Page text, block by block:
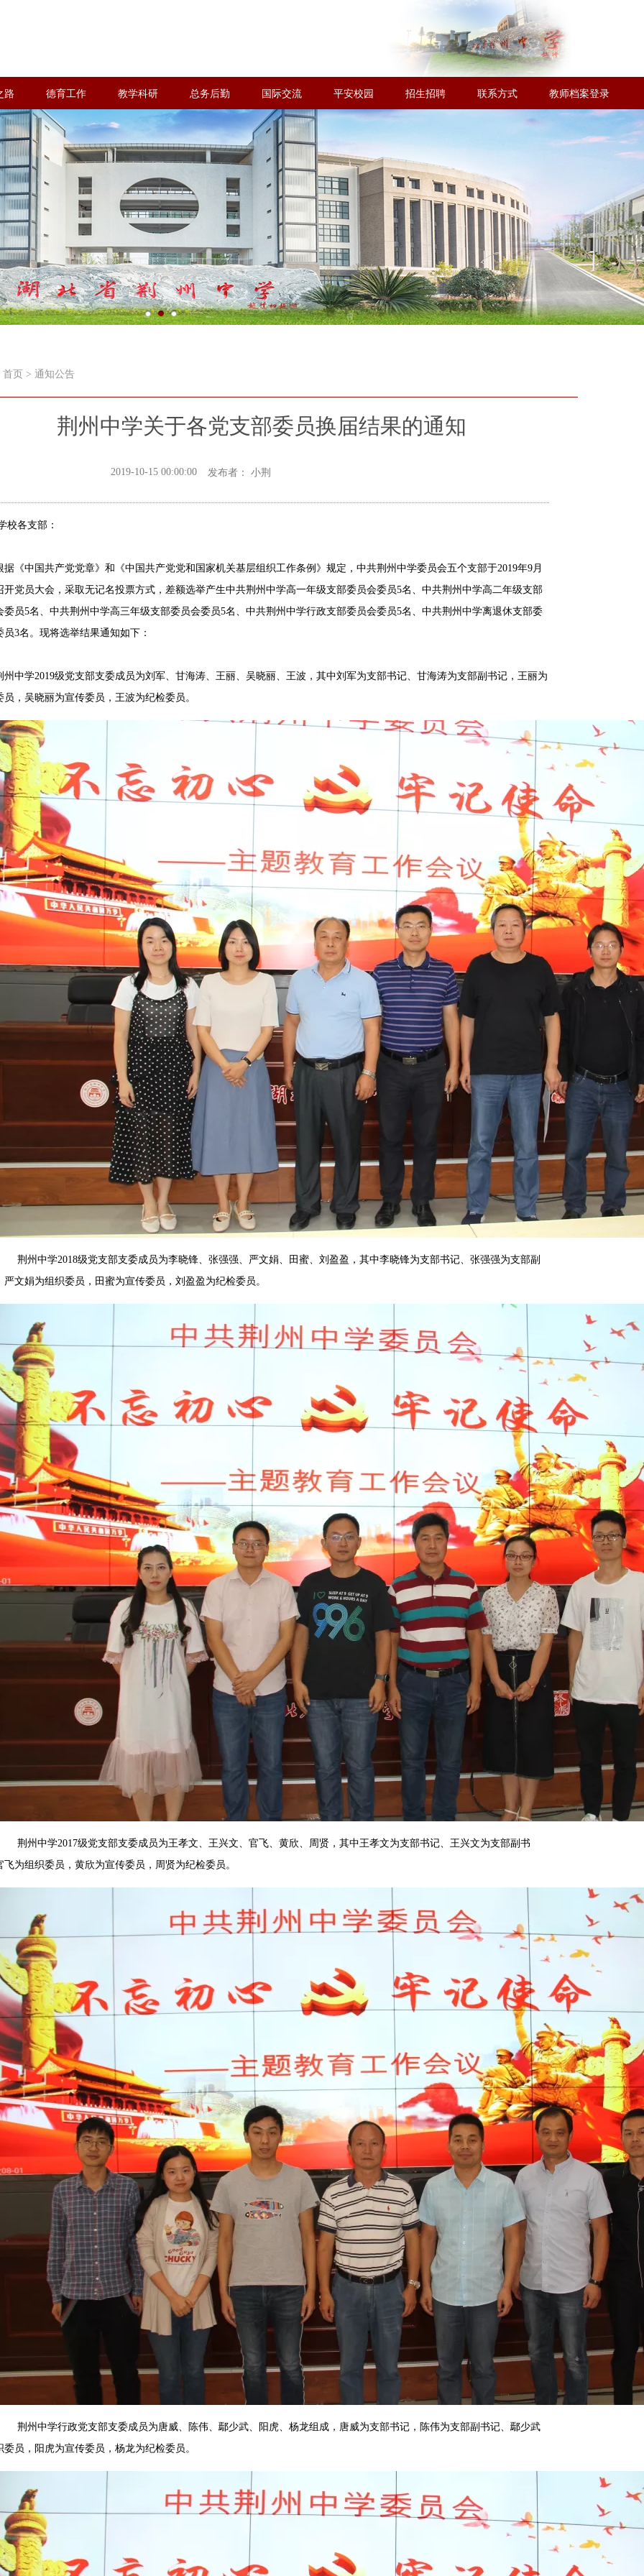
路 德育工作 教学科研 总务后勤 国际交流 平安校园 招生招聘 联系方式 教师档案登录
首页 > 通知公告
荆州中学关于各党支部委员换届结果的通知
2019-10-15 00:00:00 发布者： 小荆
校各支部：
中国共产党党章》和《中国共产党党和国家机关基层组织工作条例》规定，中共荆州中学委员会五个支部于2019年9月
开党员大会，采取无记名投票方式，差额选举产生中共荆州中学高一年级支部委员会委员5名、中共荆州中学高二年级支部
委员5名、中共荆州中学高三年级支部委员会委员5名、中共荆州中学行政支部委员会委员5名、中共荆州中学离退休支部委
员3名。现将选举结果通知如下：
学2019级党支部支委成员为刘军、甘海涛、王丽、吴晓丽、王波，其中刘军为支部书记、甘海涛为支部副书记，王丽为
员，吴晓丽为宣传委员，王波为纪检委员。
州中学2018级党支部支委成员为李晓锋、张强强、严文娟、田蜜、刘盈盈，其中李晓锋为支部书记、张强强为支部副
严文娟为组织委员，田蜜为宣传委员，刘盈盈为纪检委员。
州中学2017级党支部支委成员为王孝文、王兴文、官飞、黄欣、周贤，其中王孝文为支部书记、王兴文为支部副书
飞为组织委员，黄欣为宣传委员，周贤为纪检委员。
州中学行政党支部支委成员为唐威、陈伟、鄢少武、阳虎、杨龙组成，唐威为支部书记，陈伟为支部副书记、鄢少武
委员，阳虎为宣传委员，杨龙为纪检委员。